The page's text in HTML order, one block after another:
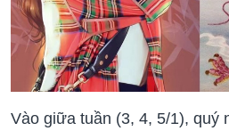
Vào giữa tuần (3, 4, 5/1), quý